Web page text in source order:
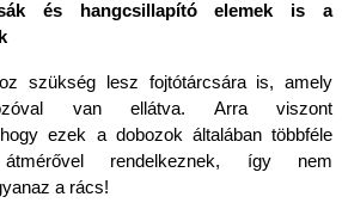
és hangcsillapító elemek is a
szükség lesz fojtótárcsára is, amely
van ellátva. Arra viszont
ezek a dobozok általában többféle
rendelkeznek, így nem
a rács!